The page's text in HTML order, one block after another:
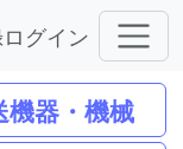
ログイン
機器・機械